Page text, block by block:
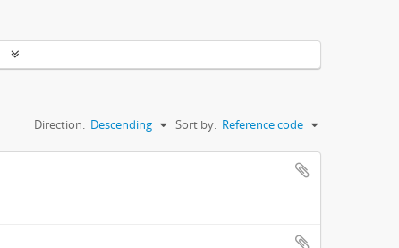
Sort by: Reference code
Direction: Descending